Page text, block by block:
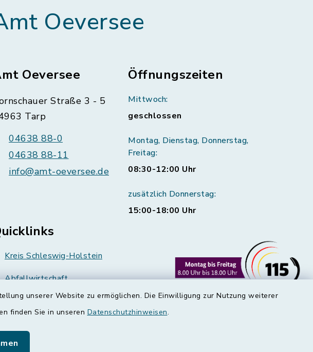
unserer Website zu ermöglichen. Die Einwilligung zur Nutzung weiterer
finden Sie in unseren Datenschutzhinweisen.
Oeversee
Oeversee
Straße 3 - 5
Tarp
04638 88-0
04638 88-11
info@amt-oeversee.de
Öffnungszeiten
Mittwoch:
geschlossen
Montag, Dienstag, Donnerstag,
Freitag:
08:30-12:00 Uhr
zusätzlich Donnerstag:
15:00-18:00 Uhr
Kreis Schleswig-Holstein
Abfallwirtschaft
Grünes Binnenland
Schulverband Sieverstedt